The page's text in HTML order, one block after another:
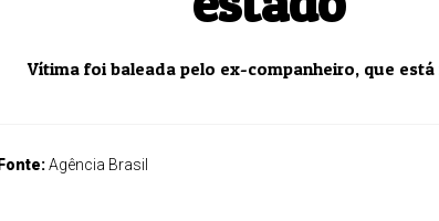
Vítima foi baleada pelo ex-companheiro, que
Fonte:Agência Brasil